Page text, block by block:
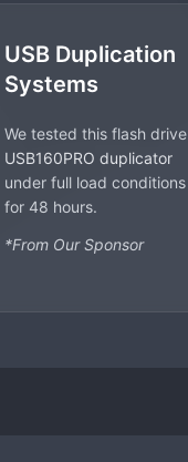
USB Duplication
Systems
We tested this flash drive
USB160PRO duplicator
under full load conditions
for 48 hours.
*From Our Sponsor